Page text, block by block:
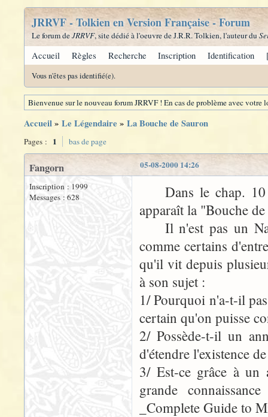
JRRVF - Tolkien en Version Française - Forum
Le forum deJRRVF, site dédié à l'oeuvre de J.R.R. Tolkien, l'auteur du
Accueil Règles Recherche Inscription Identification
Vous n'êtes pas identifié(e).
Bienvenue sur le nouveau forum JRRVF ! En cas de problème avec
Accueil» Le Légendaire » La Bouche de Sauron
Pages : 1 bas de page
05-08-2000 14:26
Fangorn
Inscription : 1999
Messages : 628
Dans le chap. 10
apparaît la "Bouche
Il n'est pas un
comme certains
qu'il vit depuis
à son sujet :
1/ Pourquoi n'a-t-il
certain qu'on puisse
2/ Possède-t-il un
d'étendre l'existence
3/ Est-ce grâce à un
grande
_Complete Guide to